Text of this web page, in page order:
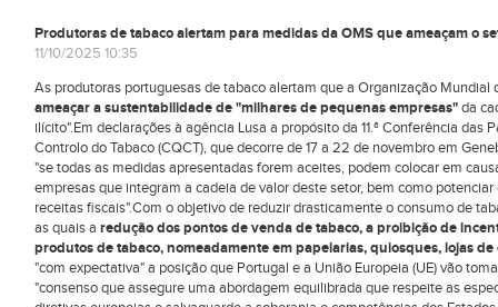
Produtoras de tabaco alertam para medidas da OMS que ameaçam o
11/10/2025 10:35
As produtoras portuguesas de tabaco alertam que a Organização
ameaçar a sustentabilidade de "milhares de pequenas empresas"da
ilícito".Em declarações à agência Lusa a propósito da 11.ª Conferência das
Controlo do Tabaco (CQCT), que decorre de 17 a 22 de novembro em
"se todas as medidas apresentadas forem aceites, podem colocar em
empresas que integram a cadeia de valor deste setor, bem como
receitas fiscais".Com o objetivo de reduzir drasticamente o consumo de
as quais a redução dos pontos de venda de tabaco, a proibição de
produtos de tabaco, nomeadamente em papelarias, quiosques, lojas
"com expectativa" a posição que Portugal e a União Europeia (UE) vão
"consenso que assegure uma abordagem equilibrada que respeite as